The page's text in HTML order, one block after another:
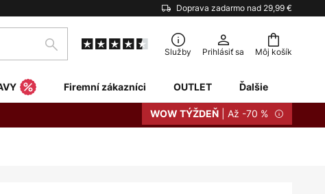
Doprava zadarmo nad 29,99 €
Môj košík
Hľadať Služby Prihlásiť sa
Firemní zákazníci OUTLET Ďalšie
WOW TÝŽDEŇ | Až -70 %